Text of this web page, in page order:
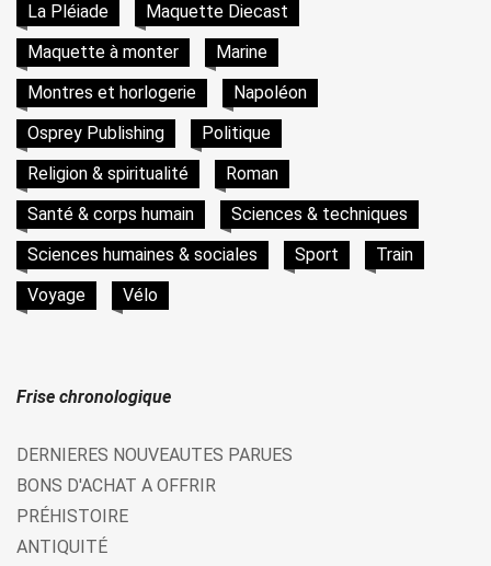
La Pléiade
Maquette Diecast
Maquette à monter
Marine
Montres et horlogerie
Napoléon
Osprey Publishing
Politique
Religion & spiritualité
Roman
Santé & corps humain
Sciences & techniques
Sciences humaines & sociales
Sport
Train
Voyage
Vélo
Frise chronologique
DERNIERES NOUVEAUTES PARUES
BONS D'ACHAT A OFFRIR
PRÉHISTOIRE
ANTIQUITÉ